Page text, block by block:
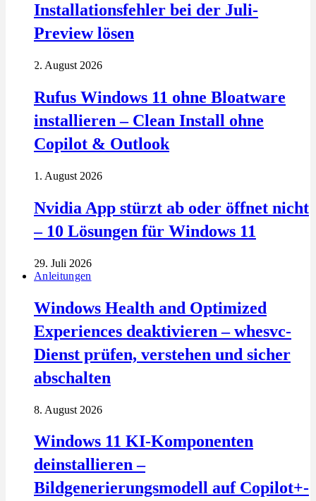
Installationsfehler bei der Juli-
Preview lösen
2. August 2026
Rufus Windows 11 ohne Bloatware
installieren – Clean Install ohne
Copilot & Outlook
1. August 2026
Nvidia App stürzt ab oder öffnet nicht
– 10 Lösungen für Windows 11
29. Juli 2026
Anleitungen
Windows Health and Optimized
Experiences deaktivieren – whesvc-
Dienst prüfen, verstehen und sicher
abschalten
8. August 2026
Windows 11 KI-Komponenten
deinstallieren –
Bildgenerierungsmodell auf Copilot+-